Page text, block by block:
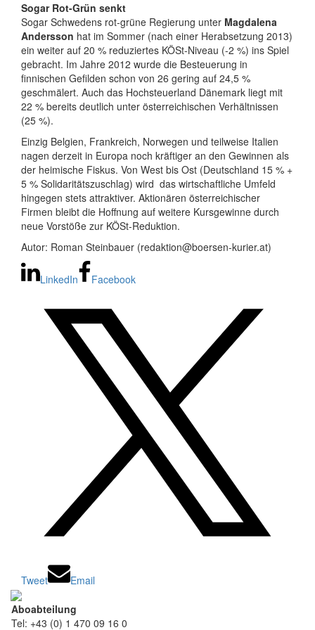
Sogar Rot-Grün senkt
Sogar Schwedens rot-grüne Regierung unter Magdalena
Andersson hat im Sommer (nach einer Herabsetzung 2013)
ein weiter auf 20 % reduziertes KÖSt-Niveau (-2 %) ins Spiel
gebracht. Im Jahre 2012 wurde die Besteuerung in
finnischen Gefilden schon von 26 gering auf 24,5 %
geschmälert. Auch das Hochsteuerland Dänemark liegt mit
22 % bereits deutlich unter österreichischen Verhältnissen
(25 %).
Einzig Belgien, Frankreich, Norwegen und teilweise Italien
nagen derzeit in Europa noch kräftiger an den Gewinnen als
der heimische Fiskus. Von West bis Ost (Deutschland 15 % +
5 % Solidaritätszuschlag) wird das wirtschaftliche Umfeld
hingegen stets attraktiver. Aktionären österreichischer
Firmen bleibt die Hoffnung auf weitere Kursgewinne durch
neue Vorstöße zur KÖSt-Reduktion.
Autor: Roman Steinbauer (redaktion@boersen-kurier.at)
LinkedIn Facebook
Tweet Email
Aboabteilung
Tel: +43 (0) 1 470 09 16 0